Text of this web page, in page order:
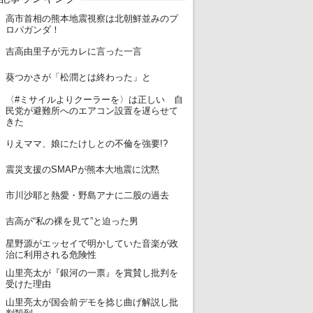
1
高市首相の熊本地震視察は北朝鮮並みのプ
ロパガンダ！
2
吉高由里子が元カレに言った一言
3
葵つかさが「松潤とは終わった」と
4
〈#ミサイルよりクーラーを〉は正しい 自
民党が避難所へのエアコン設置を遅らせて
きた
5
りえママ、娘にたけしとの不倫を強要!?
6
震災支援のSMAPが熊本大地震に沈黙
7
市川沙耶と熱愛・野島アナに二股の過去
8
吉高が“私の裸を見て”と迫った男
9
星野源がエッセイで明かしていた音楽が政
治に利用される危険性
10
山里亮太が『銀河の一票』を賞賛し批判を
受けた理由
11
山里亮太が国会前デモを捻じ曲げ解説し批